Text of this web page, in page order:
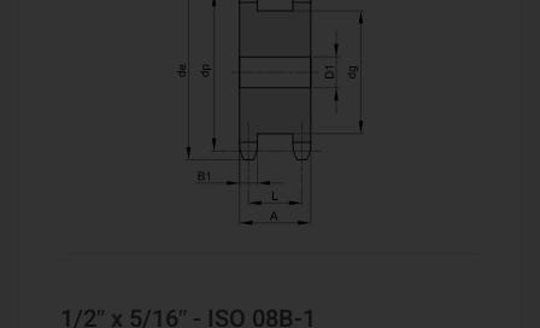
1/2″ x 5/16″ - ISO 08B-1